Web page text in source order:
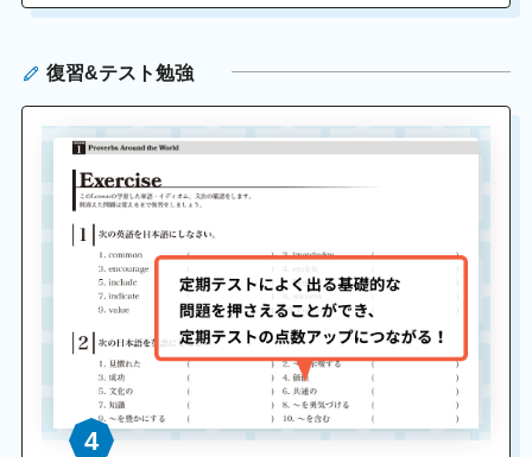
復習&テスト勉強
4